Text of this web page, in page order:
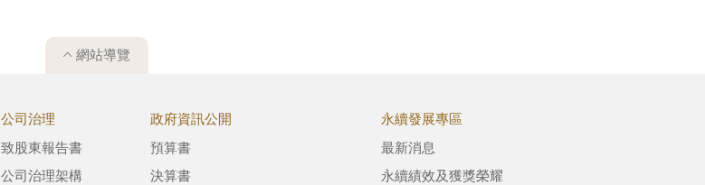
網站導覽
公司治理
致股東報告書
公司治理架構
政府資訊公開
預算書
決算書
永續發展專區
最新消息
永續績效及獲獎榮耀